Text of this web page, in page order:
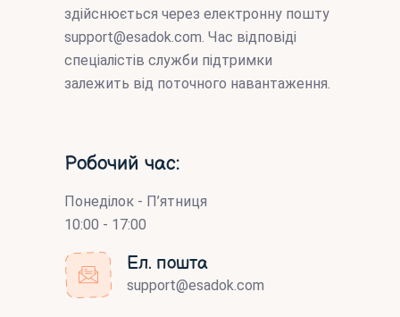
здійснюється через електронну пошту
support@esadok.com . Час відповіді
спеціалістів служби підтримки
залежить від поточного навантаження.
Робочий час:
Понеділок - П’ятниця
10:00 - 17:00
Ел. пошта
support@esadok.com